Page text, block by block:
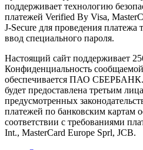
поддерживает технологию
платежей Verified By Visa,
J-Secure для проведения платежа
ввод специального пароля.
Настоящий сайт поддерживает
Конфиденциальность
обеспечивается ПАО
будет предоставлена третьим
предусмотренных
платежей по банковским картам
соответствии с требованиями
Int., MasterCard Europe Sprl, JCB.